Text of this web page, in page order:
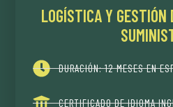
LOGÍSTICA Y GESTIÓN
DURACIÓN: 12 MESES EN
CERTIFICADO DE IDIOMA